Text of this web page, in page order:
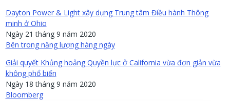
Dayton Power & Light xây dựng Trung tâm Điều hành Thông
minh ở Ohio
Ngày 21 tháng 9 năm 2020
Bên trong năng lượng hàng ngày
Giải quyết Khủng hoảng Quyền lực ở California vừa đơn giản vừa
không phổ biến
Ngày 18 tháng 9 năm 2020
Bloomberg